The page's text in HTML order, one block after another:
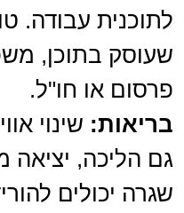
לתוכנית עבודה.
שעוסק בתוכן,
פרסום או חו"ל.
בריאות: שינוי
גם הליכה, יציאה
שגרה יכולים